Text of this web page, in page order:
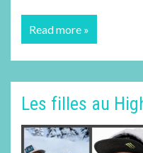
Read more »
Les filles au